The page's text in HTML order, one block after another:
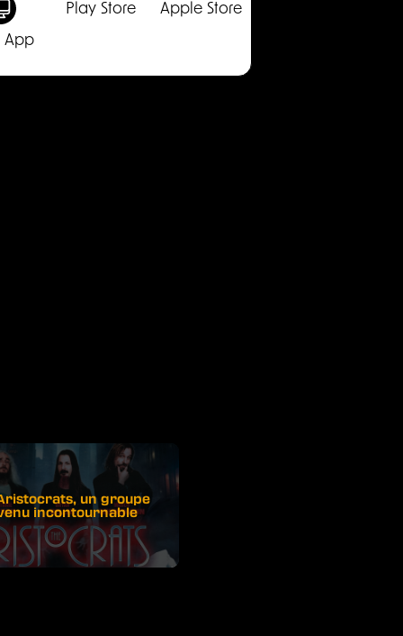
App
Play Store Apple Store
un groupe
incontournable